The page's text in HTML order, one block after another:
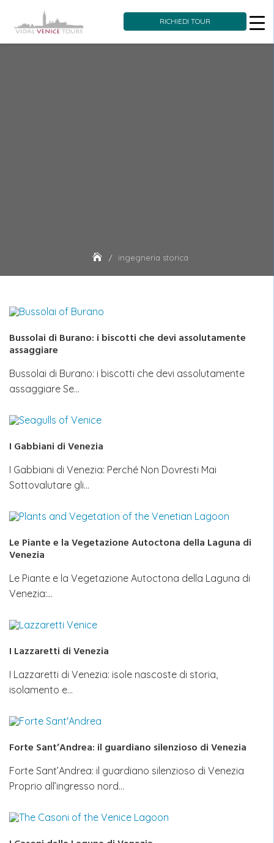
Skip
RICHIEDI TOUR
ingegneria storica
Bussolai di Burano: i biscotti che devi assolutamente
assaggiare
Bussolai di Burano: i biscotti che devi assolutamente
assaggiare Se…
I Gabbiani di Venezia
I Gabbiani di Venezia: Perché Non Dovresti Mai
Sottovalutare gli…
Le Piante e la Vegetazione Autoctona della Laguna di
Venezia
Le Piante e la Vegetazione Autoctona della Laguna di
Venezia:…
I Lazzaretti di Venezia
I Lazzaretti di Venezia: isole nascoste di storia,
isolamento e…
Forte Sant’Andrea: il guardiano silenzioso di Venezia
Forte Sant’Andrea: il guardiano silenzioso di Venezia
Proprio all’ingresso nord…